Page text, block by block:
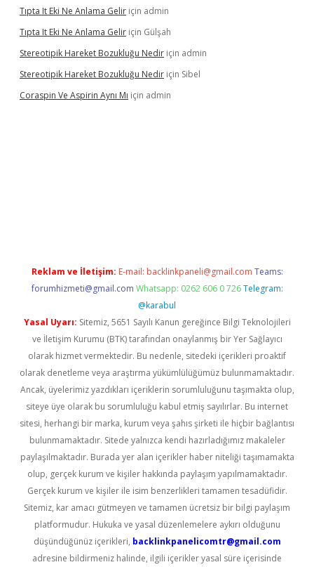
Tıpta It Eki Ne Anlama Gelir için admin
Tıpta It Eki Ne Anlama Gelir için Gülşah
Stereotipik Hareket Bozukluğu Nedir için admin
Stereotipik Hareket Bozukluğu Nedir için Sibel
Coraspin Ve Aspirin Aynı Mı için admin
Reklam ve İletişim: E-mail: backlinkpaneli@gmail.com Teams:
forumhizmeti@gmail.com Whatsapp: 0262 606 0 726 Telegram:
@karabul
Yasal Uyarı: Sitemiz, 5651 Sayılı Kanun gereğince Bilgi Teknolojileri
ve İletişim Kurumu (BTK) tarafından onaylanmış bir Yer Sağlayıcı
olarak hizmet vermektedir. Bu nedenle, sitedeki içerikleri proaktif
olarak denetleme veya araştırma yükümlülüğümüz bulunmamaktadır.
Ancak, üyelerimiz yazdıkları içeriklerin sorumluluğunu taşımakta olup,
siteye üye olarak bu sorumluluğu kabul etmiş sayılırlar. Bu internet
sitesi, herhangi bir marka, kurum veya şahıs şirketi ile hiçbir bağlantısı
bulunmamaktadır. Sitede yalnızca kendi hazırladığımız makaleler
paylaşılmaktadır. Burada yer alan içerikler haber niteliği taşımamakta
olup, gerçek kurum ve kişiler hakkında paylaşım yapılmamaktadır.
Gerçek kurum ve kişiler ile isim benzerlikleri tamamen tesadüfidir.
Sitemiz, kar amacı gütmeyen ve tamamen ücretsiz bir bilgi paylaşım
platformudur. Hukuka ve yasal düzenlemelere aykırı olduğunu
düşündüğünüz içerikleri, backlinkpanelicomtr@gmail.com
adresine bildirmeniz halinde, ilgili içerikler yasal süre içerisinde